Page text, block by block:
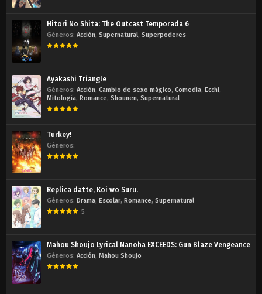
Hitori No Shita: The Outcast Temporada 6
Géneros: Acción, Supernatural, Superpoderes
Ayakashi Triangle
Géneros: Acción, Cambio de sexo mágico, Comedia, Ecchi,
Mitología, Romance, Shounen, Supernatural
Turkey!
Géneros:
Replica datte, Koi wo Suru.
Géneros: Drama, Escolar, Romance, Supernatural
5
Mahou Shoujo Lyrical Nanoha EXCEEDS: Gun Blaze Vengeance
Géneros: Acción, Mahou Shoujo